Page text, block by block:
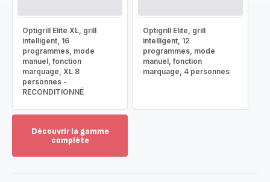
Optigrill Elite XL, grill
intelligent, 16
programmes, mode
manuel, fonction
marquage, XL 8
personnes -
RECONDITIONNÉ
Optigrill Elite, grill
intelligent, 12
programmes, mode
manuel, fonction
marquage, 4 personnes
Découvrir la gamme
complète